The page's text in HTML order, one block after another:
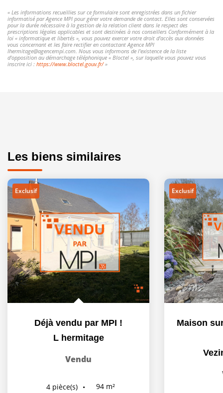
« Les informations recueillies sur ce formulaire sont enregistrées dans un fichier
informatisé par Agence MPI pour gérer votre demande de contact. Elles sont conservées
pour la durée nécessaire à la gestion de la relation client dans le respect des
prescriptions légales applicables et sont destinées à nos conseillers Conformément à la
loi « informatique et libertés », vous pouvez exercer votre droit d'accès aux données
vous concernant et les faire rectifier en contactant Agence MPI
lhermitage@agencempi.com. Nous vous informons de l'existence de la liste
d'opposition au démarchage téléphonique « Bloctel », sur laquelle vous pouvez vous
inscrire ici : https://www.bloctel.gouv.fr/»
Les biens similaires
Exclusif
Déjà vendu par MPI !
L hermitage
Vendu
4 pièce(s) 94 m²
Exclusif